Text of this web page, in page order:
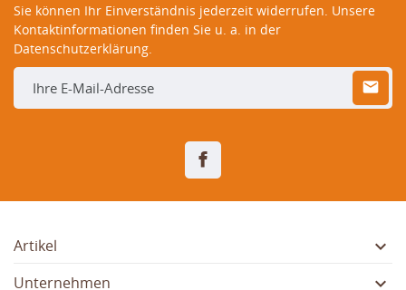
Sie können Ihr Einverständnis jederzeit widerrufen. Unsere
Kontaktinformationen finden Sie u. a. in der
Datenschutzerklärung.
Facebook
Artikel 
Unternehmen 